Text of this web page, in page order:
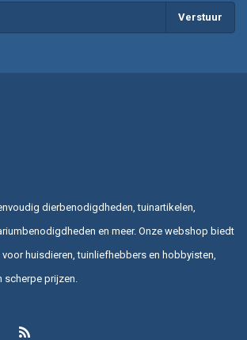
Verstuur
dierbenodigdheden, tuinartikelen,
en meer. Onze webshop biedt
huisdieren, tuinliefhebbers en hobbyisten,
scherpe prijzen.